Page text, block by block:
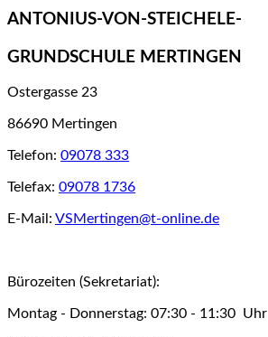
ANTONIUS-VON-STEICHELE-
GRUNDSCHULE MERTINGEN
Ostergasse 23
86690 Mertingen
Telefon: 09078 333
Telefax: 09078 1736
E-Mail: VSMertingen@t-online.de
Bürozeiten (Sekretariat):
Montag - Donnerstag: 07:30 - 11:30 Uhr